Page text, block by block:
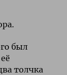
был
толчка